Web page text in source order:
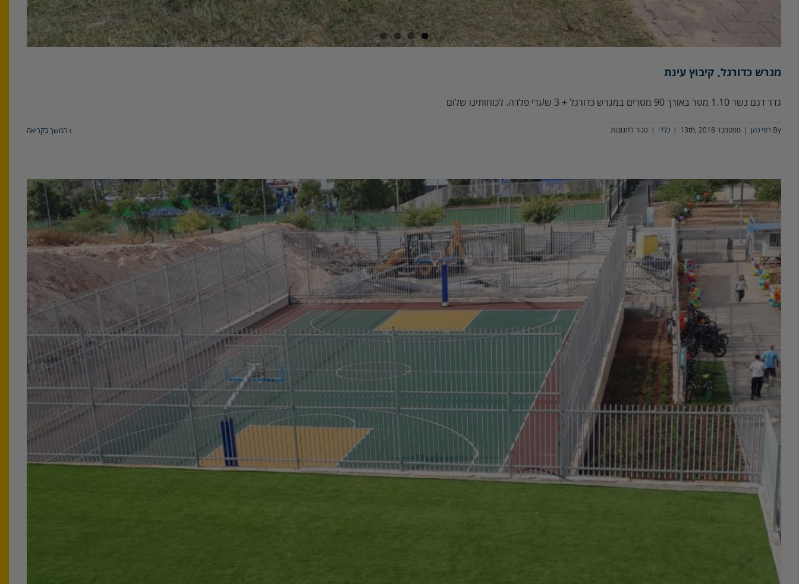
מגרש כדורגל, קיבוץ עינת
גדר דגם נשר 1.10 מטר באורך 90 מטרים במגרש כדורגל + 3 שערי פלדה. לכוחותינו שלום
By רפי כהן ספטמבר 13th, 2018 כללי סגור לתגובותעל
המשך בקריאה